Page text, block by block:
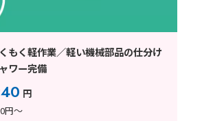
もく軽作業／軽い機械部品の仕分け
ワー完備
円
円～